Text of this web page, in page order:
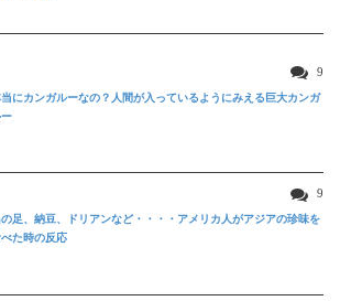
9
にカンガルーなの？人間が入っているようにみえる巨大カンガ
ー
9
足、納豆、ドリアンなど・・・・アメリカ人がアジアの珍味を
た時の反応